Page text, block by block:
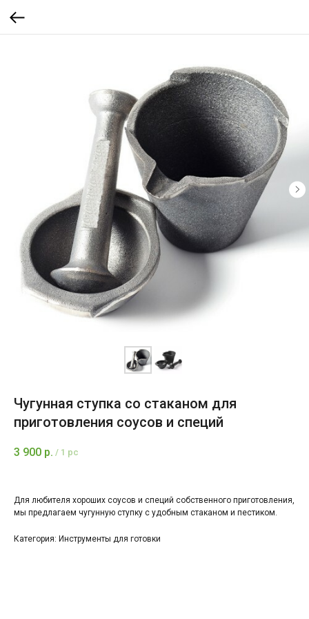
Чугунная ступка со стаканом для
приготовления соусов и специй
3 900 р. / 1 pc
Для любителя хороших соусов и специй собственного приготовления,
мы предлагаем чугунную ступку с удобным стаканом и пестиком.
Категория: Инструменты для готовки